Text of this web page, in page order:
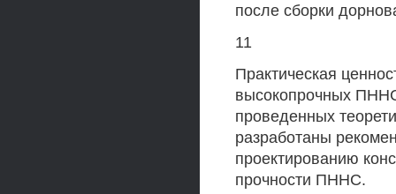
после сборки
11
Практическая
высокопрочных
проведенных
разработаны
проектированию
прочности ПННС.